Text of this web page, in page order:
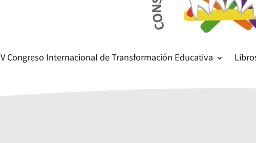
V Congreso Internacional de Transformación Educativa